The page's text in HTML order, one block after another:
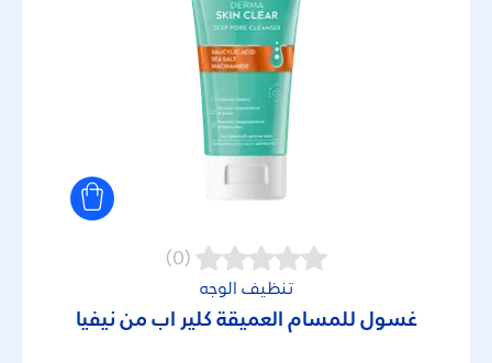
(0)
تنظيف الوجه
غسول للمسام العميقة كلير اب من نيفيا